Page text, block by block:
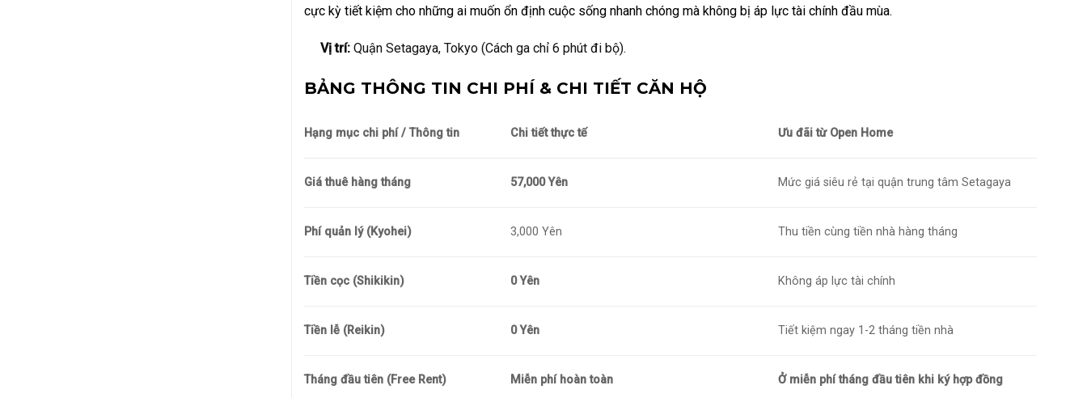
cực kỳ tiết kiệm cho những ai muốn ổn định cuộc sống nhanh chóng mà không bị áp lực tài chính đầu mùa.
Vị trí: Quận Setagaya, Tokyo (Cách ga chỉ 6 phút đi bộ).
BẢNG THÔNG TIN CHI PHÍ & CHI TIẾT CĂN HỘ
Hạng mục chi phí / Thông tin Chi tiết thực tế Ưu đãi từ Open Home
Giá thuê hàng tháng 57,000 Yên Mức giá siêu rẻ tại quận trung tâm Setagaya
Phí quản lý (Kyohei) 3,000 Yên Thu tiền cùng tiền nhà hàng tháng
Tiền cọc (Shikikin) 0 Yên Không áp lực tài chính
Tiền lễ (Reikin) 0 Yên Tiết kiệm ngay 1-2 tháng tiền nhà
Tháng đầu tiên (Free Rent) Miễn phí hoàn toàn Ở miễn phí tháng đầu tiên khi ký hợp đồng